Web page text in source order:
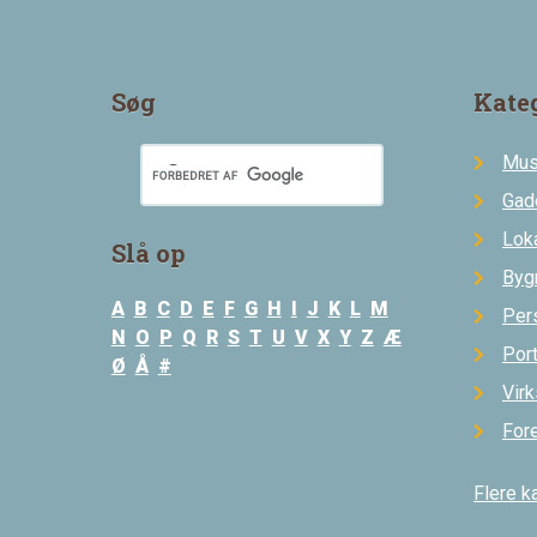
Søg
Slå op
A B C D E F G H I J K L M
N O P Q R S T U V X Y Z Æ
Ø Å #
Flere